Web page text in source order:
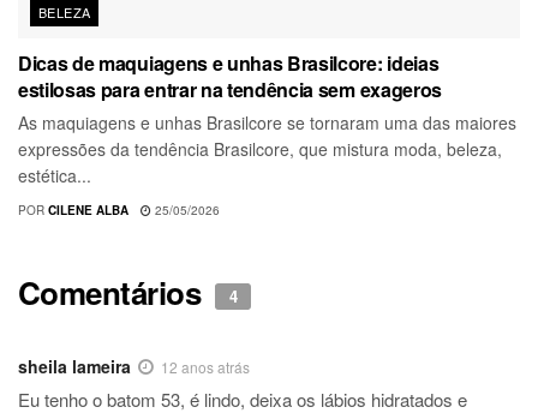
BELEZA
Dicas de maquiagens e unhas Brasilcore: ideias
estilosas para entrar na tendência sem exageros
As maquiagens e unhas Brasilcore se tornaram uma das maiores
expressões da tendência Brasilcore, que mistura moda, beleza,
estética...
POR CILENE ALBA 25/05/2026
Comentários 4
sheila lameira 12 anos atrás
Eu tenho o batom 53, é lindo, deixa os lábios hidratados e